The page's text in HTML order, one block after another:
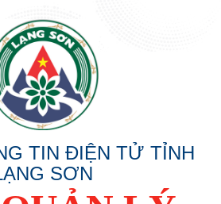
TIN ĐIỆN TỬ TỈNH
SƠN